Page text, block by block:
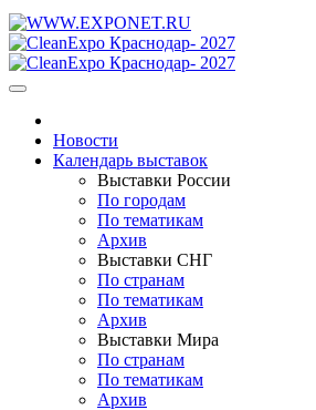
Новости
Календарь выставок
Выставки России
По городам
По тематикам
Архив
Выставки СНГ
По странам
По тематикам
Архив
Выставки Мира
По странам
По тематикам
Архив